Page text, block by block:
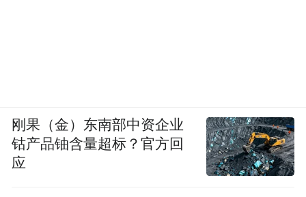
刚果（金）东南部中资企业
钴产品铀含量超标？官方回
应